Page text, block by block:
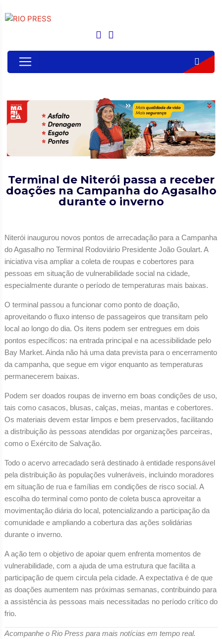
Terminal de Niterói passa a receber
doações na Campanha do Agasalho
durante o inverno
Niterói inaugurou novos pontos de arrecadação para a Campanha
do Agasalho no Terminal Rodoviário Presidente João Goulart. A
iniciativa visa ampliar a coleta de roupas e cobertores para
pessoas em situação de vulnerabilidade social na cidade,
especialmente durante o período de temperaturas mais baixas.
O terminal passou a funcionar como ponto de doação,
aproveitando o fluxo intenso de passageiros que transitam pelo
local ao longo do dia. Os itens podem ser entregues em dois
pontos específicos: na entrada principal e na acessibilidade pelo
Bay Market. Ainda não há uma data prevista para o encerramento
da campanha, que segue em vigor enquanto as temperaturas
permanecerem baixas.
Podem ser doados roupas de inverno em boas condições de uso,
tais como casacos, blusas, calças, meias, mantas e cobertores.
Os materiais devem estar limpos e bem preservados, facilitando
a distribuição às pessoas atendidas por organizações parceiras,
como o Exército de Salvação.
Todo o acervo arrecadado será destinado à entidade responsável
pela distribuição às populações vulneráveis, incluindo moradores
em situação de rua e famílias em condições de risco social. A
escolha do terminal como ponto de coleta busca aproveitar a
movimentação diária do local, potencializando a participação da
comunidade e ampliando a cobertura das ações solidárias
durante o inverno.
A ação tem o objetivo de apoiar quem enfrenta momentos de
vulnerabilidade, com a ajuda de uma estrutura que facilita a
participação de quem circula pela cidade. A expectativa é de que
as doações aumentem nas próximas semanas, contribuindo para
a assistência às pessoas mais necessitadas no período crítico do
frio.
Acompanhe o Rio Press para mais notícias em tempo real.